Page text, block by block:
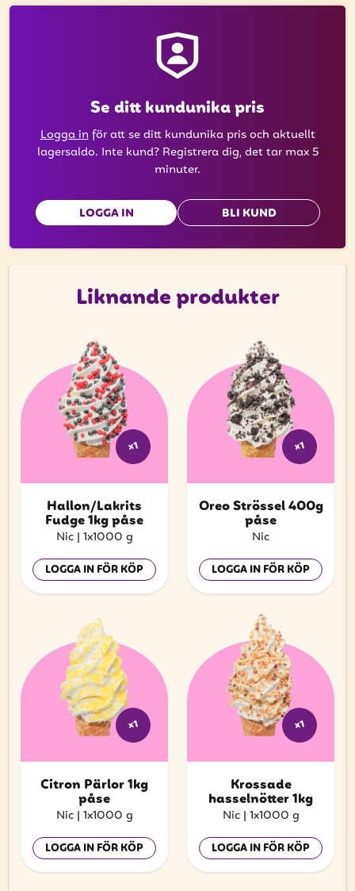
Se ditt kundunika pris
Logga inför att se ditt kundunika pris och aktuellt
lagersaldo. Inte kund? Registrera dig, det tar max 5
minuter.
LOGGA IN BLI KUND
Liknande produkter
x1
Hallon/Lakrits
Fudge 1kg påse
Nic | 1x1000 g
LOGGA IN FÖR KÖP
x1
Oreo Strössel 400g
påse
Nic
LOGGA IN FÖR KÖP
x1
Citron Pärlor 1kg
påse
Nic | 1x1000 g
LOGGA IN FÖR KÖP
x1
Krossade
hasselnötter 1kg
Nic | 1x1000 g
LOGGA IN FÖR KÖP